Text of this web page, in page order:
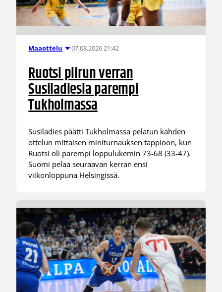
Maaottelu 07.08.2026 21:42
Ruotsi piirun verran
Susiladiesia parempi
Tukholmassa
Susiladies päätti Tukholmassa pelatun kahden
ottelun mittaisen miniturnauksen tappioon, kun
Ruotsi oli parempi loppulukemin 73-68 (33-47).
Suomi pelaa seuraavan kerran ensi
viikonloppuna Helsingissä.